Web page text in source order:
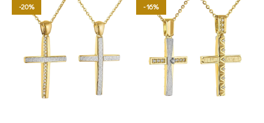
-20% -16%